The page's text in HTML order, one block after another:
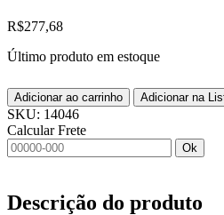
R$277,68
Último produto em estoque
Adicionar ao carrinho Adicionar na
SKU: 14046
Calcular Frete
Ok
Descrição do produto